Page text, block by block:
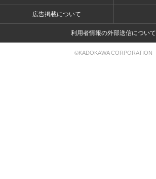
広告掲載について
利用者情報の外部送信について
©KADOKAWA CORPORATION